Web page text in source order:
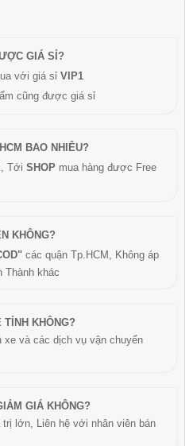
GIÁ SỈ?
với giá sỉ VIP1
cũng được giá sỉ
BAO NHIÊU?
Tới SHOP mua hàng được Free
KHÔNG?
các quận Tp.HCM, Không áp
Thành khác
KHÔNG?
và các dịch vụ vận chuyển
GIÁ KHÔNG?
lớn, Liên hệ với nhân viên bán